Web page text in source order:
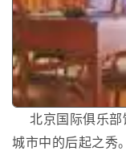
北京国际俱乐部
城市中的后起之秀